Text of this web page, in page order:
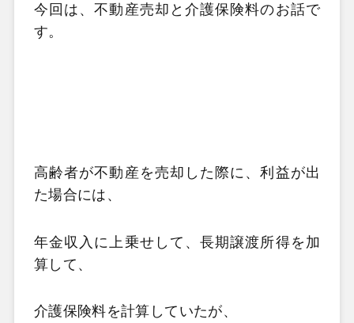
今回は、不動産売却と介護保険料のお話で
す。
高齢者が不動産を売却した際に、利益が出
た場合には、
年金収入に上乗せして、長期譲渡所得を加
算して、
介護保険料を計算していたが、